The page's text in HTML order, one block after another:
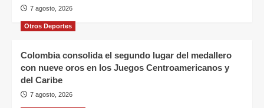
7 agosto, 2026
Otros Deportes
Colombia consolida el segundo lugar del medallero
con nueve oros en los Juegos Centroamericanos y
del Caribe
7 agosto, 2026